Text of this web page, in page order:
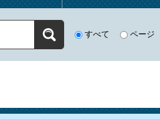
すべて ページ